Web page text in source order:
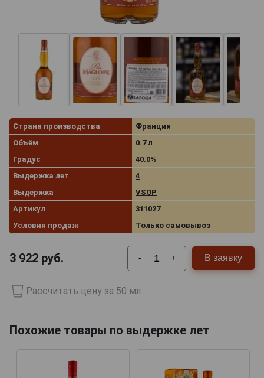
Страна производства
Франция
Объём
0.7 л
Градус
40.0%
Выдержка лет
4
Выдержка
VSOP
Артикул
311027
Условия продаж
Только самовывоз
3 922 руб. - + В заявку
Рассчитать цену за 50 мл
Похожие товары по выдержке лет